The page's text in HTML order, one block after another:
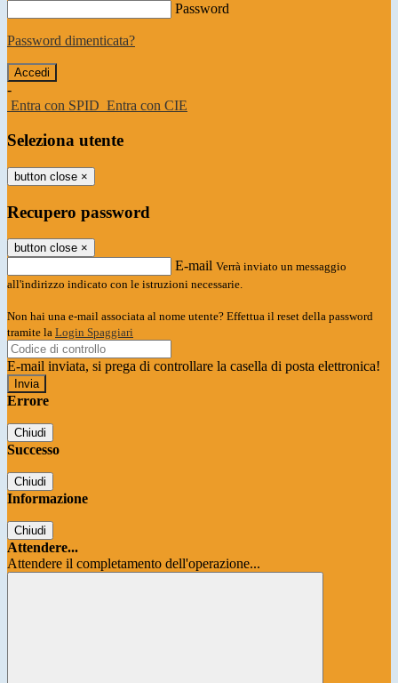
Password
Password dimenticata?
-
Entra con SPID Entra con CIE
Seleziona utente
button close ×
Recupero password
button close ×
E-mail Verrà inviato un messaggio
all'indirizzo indicato con le istruzioni necessarie.
Non hai una e-mail associata al nome utente? Effettua il reset della password
tramite la Login Spaggiari
E-mail inviata, si prega di controllare la casella di posta elettronica!
Errore
Chiudi
Successo
Chiudi
Informazione
Chiudi
Attendere...
Attendere il completamento dell'operazione...